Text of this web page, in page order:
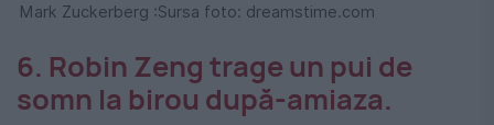
Mark Zuckerberg :Sursa foto: dreamstime.com
6. Robin Zeng trage un pui de
somn la birou după-amiaza.